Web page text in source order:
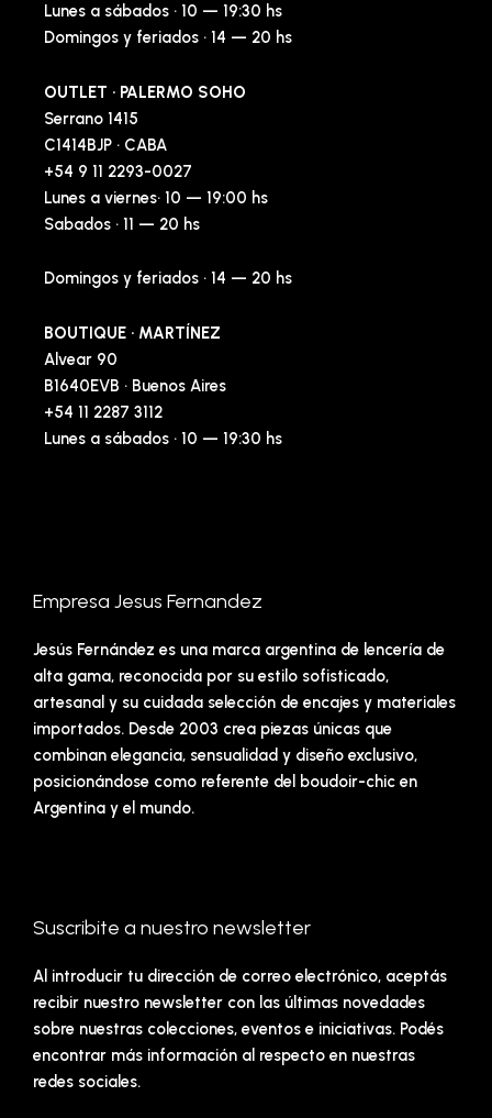
Lunes a sábados · 10 — 19:30 hs
Domingos y feriados · 14 — 20 hs
OUTLET · PALERMO SOHO
Serrano 1415
C1414BJP · CABA
+54 9 11 2293-0027
Lunes a viernes· 10 — 19:00 hs
Sabados · 11 — 20 hs
Domingos y feriados · 14 — 20 hs
BOUTIQUE · MARTÍNEZ
Alvear 90
B1640EVB · Buenos Aires
+54 11 2287 3112
Lunes a sábados · 10 — 19:30 hs
Empresa Jesus Fernandez
Jesús Fernández es una marca argentina de lencería de
alta gama, reconocida por su estilo sofisticado,
artesanal y su cuidada selección de encajes y materiales
importados. Desde 2003 crea piezas únicas que
combinan elegancia, sensualidad y diseño exclusivo,
posicionándose como referente del boudoir-chic en
Argentina y el mundo.
Suscribite a nuestro newsletter
Al introducir tu dirección de correo electrónico, aceptás
recibir nuestro newsletter con las últimas novedades
sobre nuestras colecciones, eventos e iniciativas. Podés
encontrar más información al respecto en nuestras
redes sociales.